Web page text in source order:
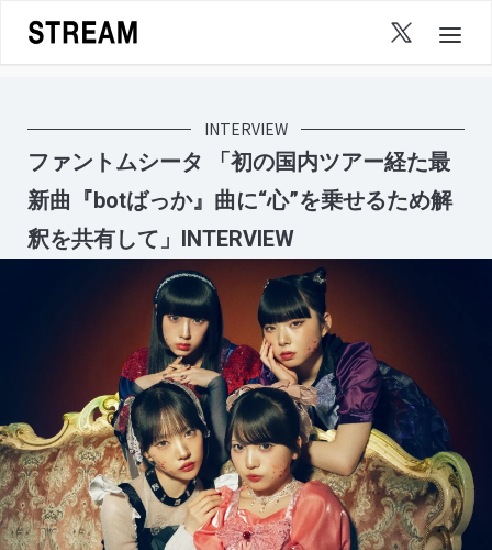
content
INTERVIEW
ファントムシータ 「初の国内ツアー経た最
新曲『botばっか』曲に“心”を乗せるため解
釈を共有して」INTERVIEW